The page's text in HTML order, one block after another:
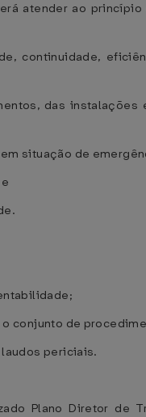
atender ao
continuidade,
das
situação de
de
periciais.
Plano Diretor de